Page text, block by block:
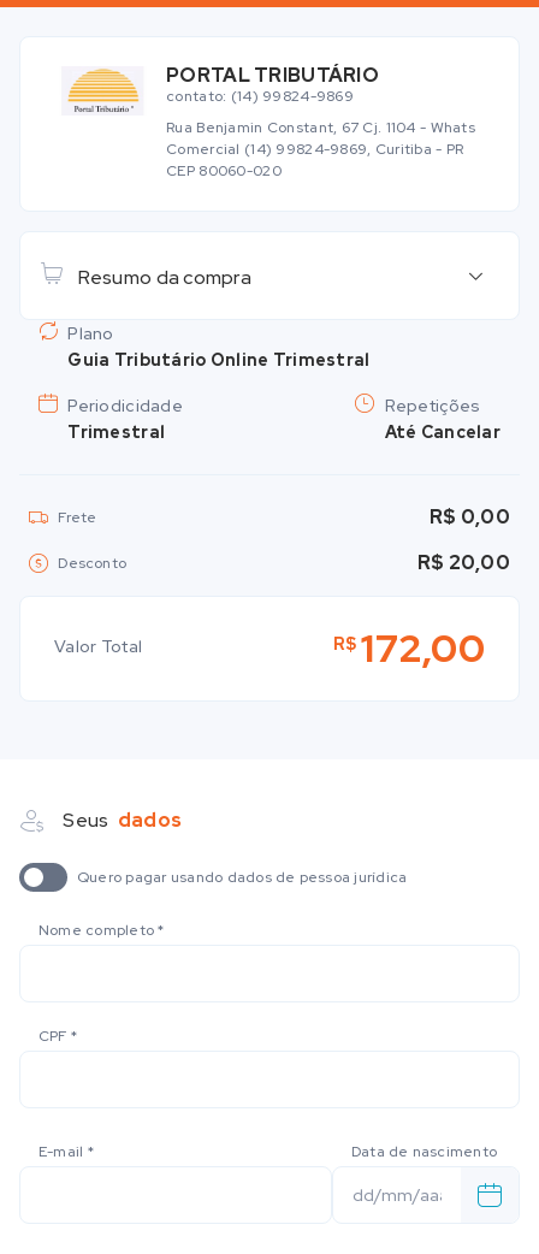
PORTAL TRIBUTÁRIO
contato: (14) 99824-9869
Rua Benjamin Constant, 67 Cj. 1104 - Whats
Comercial (14) 99824-9869, Curitiba - PR
CEP 80060-020
Resumo da compra
Plano
Guia Tributário Online Trimestral
Periodicidade
Trimestral
Repetições
Até Cancelar
Frete R$ 0,00
Desconto R$ 20,00
Valor Total R$ 172,00
Seus dados
Quero pagar usando dados de pessoa jurídica
Nome completo*
CPF *
E-mail * Data de nascimento